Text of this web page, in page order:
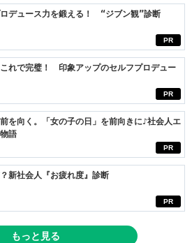
PR
ロデュース力を鍛える！ “ジブン観”診断
PR
れで完璧！ 印象アップのセルフプロデュー
PR
を向く。「女の子の日」を前向きに♪社会人エ
語
PR
新社会人『お疲れ度』診断
もっと見る